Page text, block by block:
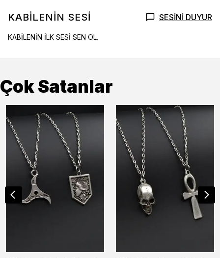
KABİLENİN SESİ SESİNİ DUYUR
KABİLENİN İLK SESİ SEN OL.
Çok Satanlar